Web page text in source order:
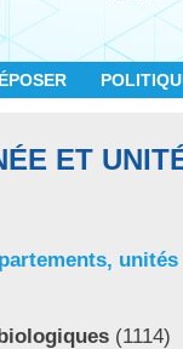
ET
(1114)